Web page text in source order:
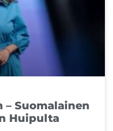
– Suomalainen
Huipulta